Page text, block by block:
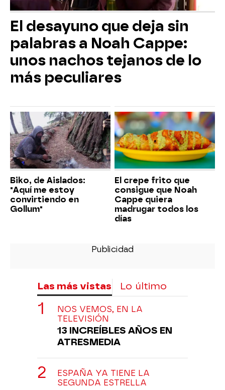
El desayuno que deja sin
palabras a Noah Cappe:
unos nachos tejanos de lo
más peculiares
Biko, de Aislados:
"Aquí me estoy
convirtiendo en
Gollum"
El crepe frito que
consigue que Noah
Cappe quiera
madrugar todos los
días
Las más vistas Lo último
NOS VEMOS, EN LA
TELEVISIÓN
13 INCREÍBLES AÑOS EN
ATRESMEDIA
ESPAÑA YA TIENE LA
SEGUNDA ESTRELLA